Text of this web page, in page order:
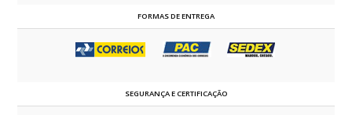
FORMAS DE ENTREGA
SEGURANÇA E CERTIFICAÇÃO